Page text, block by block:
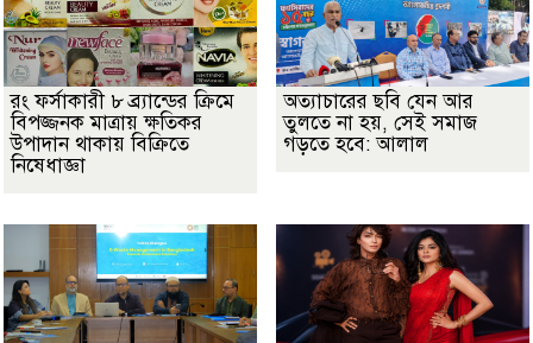
রং ফর্সাকারী ৮ ব্র্যান্ডের ক্রিমে
বিপজ্জনক মাত্রায় ক্ষতিকর
উপাদান থাকায় বিক্রিতে
নিষেধাজ্ঞা
অত্যাচারের ছবি যেন আর
তুলতে না হয়, সেই সমাজ
গড়তে হবে: আলাল